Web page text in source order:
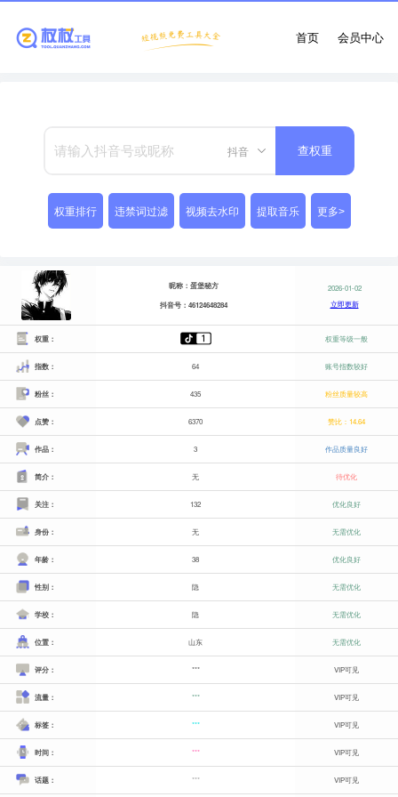
会员中心
首页
抖音 查权重
权重排行 违禁词过滤 视频去水印 提取音乐 更多>
昵称：蛋堡秘方
抖音号：46124648284
2026-01-02
立即更新
权重： 权重等级一般
指数： 64 账号指数较好
粉丝： 435 粉丝质量较高
点赞： 6370 赞比：14.64
作品： 3 作品质量良好
简介： 无 待优化
关注： 132 优化良好
身份： 无 无需优化
年龄： 38 优化良好
性别： 隐 无需优化
学校： 隐 无需优化
位置： 山东 无需优化
评分： *** VIP可见
流量： *** VIP可见
标签： *** VIP可见
时间： *** VIP可见
话题： *** VIP可见